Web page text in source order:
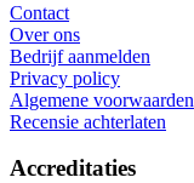
Contact
Over ons
Bedrijf aanmelden
Privacy policy
Algemene voorwaarden
Recensie achterlaten
Accreditaties